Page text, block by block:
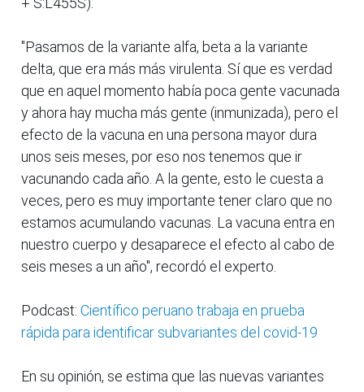
"Pasamos de la variante alfa, beta a la variante
delta, que era más más virulenta. Sí que es verdad
que en aquel momento había poca gente vacunada
y ahora hay mucha más gente (inmunizada), pero el
efecto de la vacuna en una persona mayor dura
unos seis meses, por eso nos tenemos que ir
vacunando cada año. A la gente, esto le cuesta a
veces, pero es muy importante tener claro que no
estamos acumulando vacunas. La vacuna entra en
nuestro cuerpo y desaparece el efecto al cabo de
seis meses a un año", recordó el experto.
Podcast: Científico peruano trabaja en prueba
rápida para identificar subvariantes del covid-19
En su opinión, se estima que las nuevas variantes